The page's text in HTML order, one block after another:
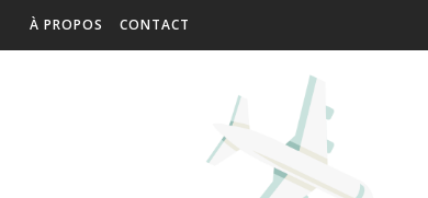
À PROPOS CONTACT